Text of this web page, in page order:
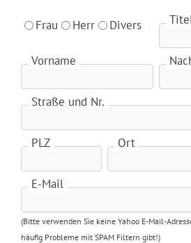
Frau Herr Divers
Vorname
Straße und Nr.
PLZ Ort
E-Mail
(Bitte verwenden Sie keine Yahoo E-Mail-
häufig Probleme mit SPAM Filtern gibt!)